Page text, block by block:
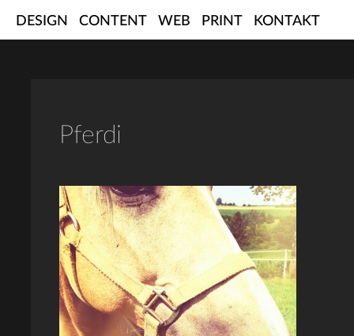
DESIGN CONTENT WEB PRINT KONTAKT
Pferdi